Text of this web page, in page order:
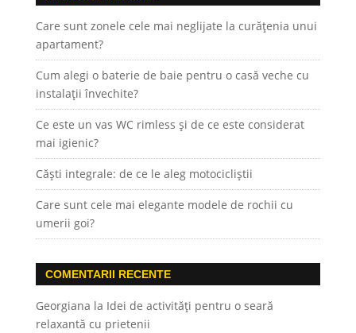
Care sunt zonele cele mai neglijate la curățenia unui
apartament?
Cum alegi o baterie de baie pentru o casă veche cu
instalații învechite?
Ce este un vas WC rimless și de ce este considerat
mai igienic?
Căști integrale: de ce le aleg motocicliștii
Care sunt cele mai elegante modele de rochii cu
umerii goi?
COMENTARII RECENTE
Georgiana la Idei de activități pentru o seară
relaxantă cu prietenii